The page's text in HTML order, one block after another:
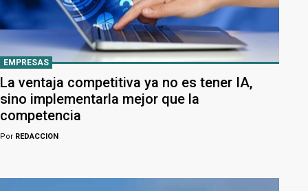
EMPRESAS
La ventaja competitiva ya no es tener IA,
sino implementarla mejor que la
competencia
Por REDACCION